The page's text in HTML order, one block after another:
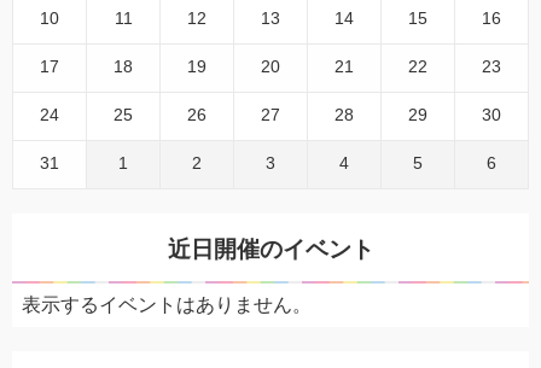
10 11 12 13 14 15 16
17 18 19 20 21 22 23
24 25 26 27 28 29 30
31 1 2 3 4 5 6
近日開催のイベント
表示するイベントはありません。